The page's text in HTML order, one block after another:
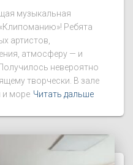
музыкальная
Ребята
артистов,
атмосферу — и
невероятно
творчески. В зале
и море Читать дальше